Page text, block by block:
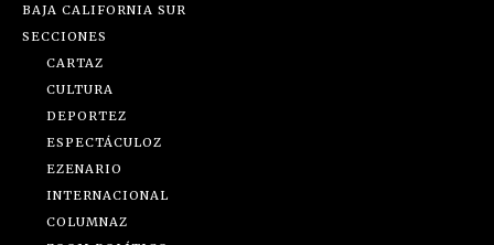
BAJA CALIFORNIA SUR
SECCIONES
CARTAZ
CULTURA
DEPORTEZ
ESPECTÁCULOZ
EZENARIO
INTERNACIONAL
COLUMNAZ